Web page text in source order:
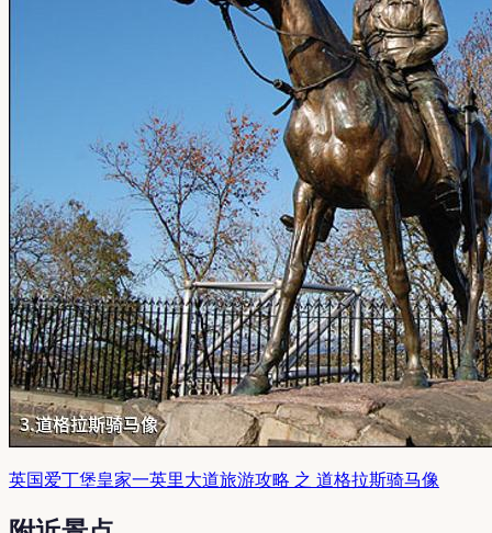
英国爱丁堡皇家一英里大道旅游攻略 之 道格拉斯骑马像